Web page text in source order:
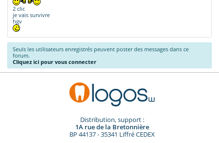
2 clic
je vais survivre
hgv
Seuls les utilisateurs enregistrés peuvent poster des messages dans ce
forum.
Cliquez ici pour vous connecter
Distribution, support :
1A rue de la Bretonnière
BP 44137 - 35341 Liffré CEDEX